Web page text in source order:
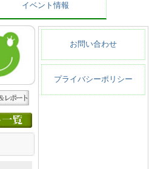
イベント情報
お問い合わせ
プライバシーポリシー